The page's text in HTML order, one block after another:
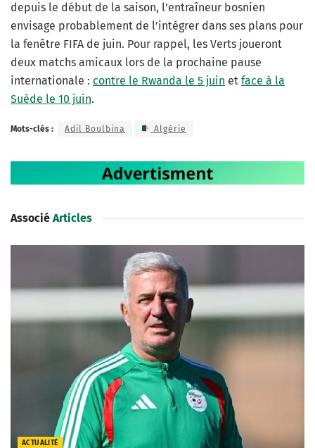
depuis le début de la saison, l’entraîneur bosnien
envisage probablement de l’intégrer dans ses plans pour
la fenêtre FIFA de juin. Pour rappel, les Verts joueront
deux matchs amicaux lors de la prochaine pause
internationale : contre le Rwanda le 5 juin et face à la
Suède le 10 juin.
Mots-clés : Adil Boulbina Algérie
Associé Articles
ACTUALITÉ